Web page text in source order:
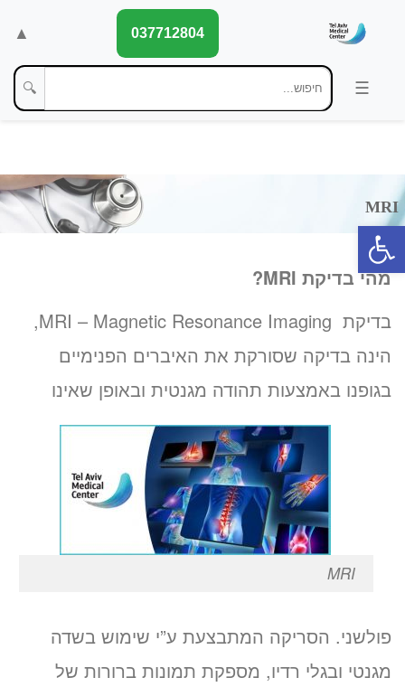
פתח סרגל נגישות
▲ 037712804
🔍
מהי בדיקת MRI
?
בדיקת MRI – Magnetic Resonance Imaging,
הינה בדיקה שסורקת את האיברים הפנימיים
בגופנו באמצעות תהודה מגנטית ובאופן שאינו
MRI
פולשני. הסריקה המתבצעת ע”י שימוש בשדה
מגנטי ובגלי רדיו, מספקת תמונות ברורות של